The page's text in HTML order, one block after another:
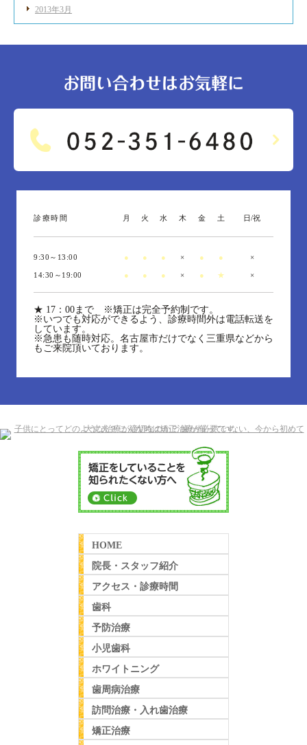
2013年3月
お問い合わせはお気軽に
診療時間 月 火 水 木 金 土 日/祝
9:30～13:00 ● ● ● × ● ● ×
14:30～19:00 ● ● ● × ● ★ ×
★ 17：00まで ※矯正は完全予約制です。
※いつでも対応ができるよう、診療時間外は電話転送を
しています。
※急患も随時対応。名古屋市だけでなく三重県などから
もご来院頂いております。
HOME
院長・スタッフ紹介
アクセス・診療時間
歯科
予防治療
小児歯科
ホワイトニング
歯周病治療
訪問治療・入れ歯治療
矯正治療